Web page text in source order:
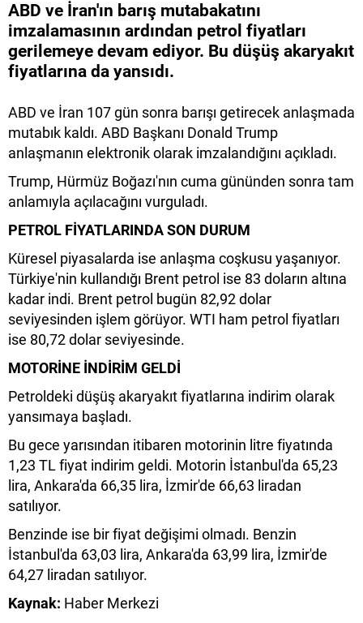
ABD ve İran'ın barış mutabakatını
imzalamasının ardından petrol fiyatları
gerilemeye devam ediyor. Bu düşüş akaryakıt
fiyatlarına da yansıdı.
ABD ve İran 107 gün sonra barışı getirecek anlaşmada
mutabık kaldı. ABD Başkanı Donald Trump
anlaşmanın elektronik olarak imzalandığını açıkladı.
Trump, Hürmüz Boğazı'nın cuma gününden sonra tam
anlamıyla açılacağını vurguladı.
PETROL FİYATLARINDA SON DURUM
Küresel piyasalarda ise anlaşma coşkusu yaşanıyor.
Türkiye'nin kullandığı Brent petrol ise 83 doların altına
kadar indi. Brent petrol bugün 82,92 dolar
seviyesinden işlem görüyor. WTI ham petrol fiyatları
ise 80,72 dolar seviyesinde.
MOTORİNE İNDİRİM GELDİ
Petroldeki düşüş akaryakıt fiyatlarına indirim olarak
yansımaya başladı.
Bu gece yarısından itibaren motorinin litre fiyatında
1,23 TL fiyat indirim geldi. Motorin İstanbul'da 65,23
lira, Ankara'da 66,35 lira, İzmir'de 66,63 liradan
satılıyor.
Benzinde ise bir fiyat değişimi olmadı. Benzin
İstanbul'da 63,03 lira, Ankara'da 63,99 lira, İzmir'de
64,27 liradan satılıyor.
Kaynak: Haber Merkezi